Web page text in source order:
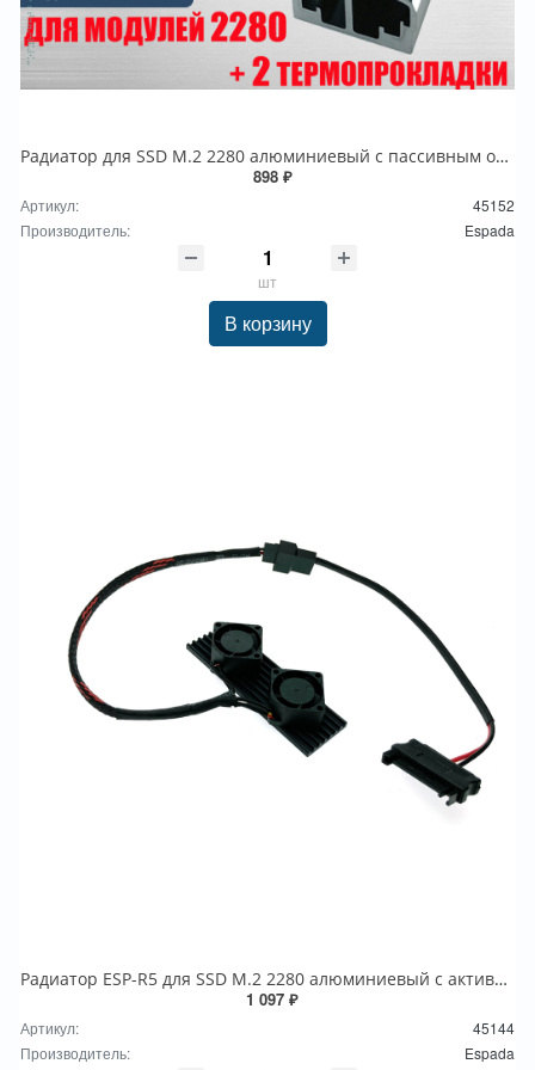
Радиатор для SSD М.2 2280 алюминиевый с пассивным охлаждением , Espada ESP-R6 серый
898 ₽
Артикул:
45152
Производитель:
Espada
шт
В корзину
Радиатор ESP-R5 для SSD М.2 2280 алюминиевый с активным охлаждением, Espada
1 097 ₽
Артикул:
45144
Производитель:
Espada